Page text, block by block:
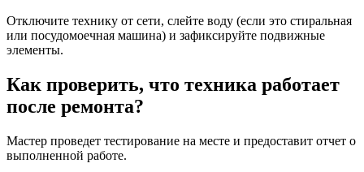
Отключите технику от сети, слейте воду (если это стиральная
или посудомоечная машина) и зафиксируйте подвижные
элементы.
Как проверить, что техника работает
после ремонта?
Мастер проведет тестирование на месте и предоставит отчет о
выполненной работе.